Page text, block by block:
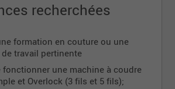
dans l’affirmative, en aviser son
tel qu'exigé par la
s'assurer que le « match » est
morceaux sur la machine simple
recherchées
formation en couture ou une
travail pertinente
fonctionner une machine à coudre
et Overlock (3 fils et 5 fils);